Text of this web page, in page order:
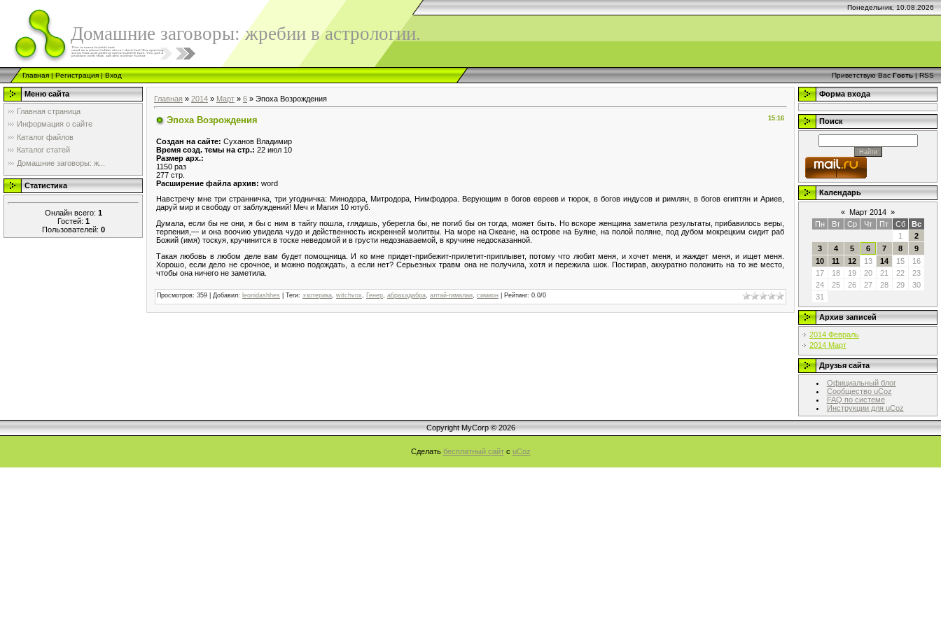
Понедельник, 10.08.2026
Домашние заговоры: жребии в астрологии.
Главная|Регистрация|Вход Приветствую Вас Гость|RSS
Меню сайта
Главная страница
Информация о сайте
Каталог файлов
Каталог статей
Домашние заговоры: ж...
Статистика
Онлайн всего: 1
Гостей: 1
Пользователей: 0
Главная » 2014 » Март » 6 » Эпоха Возрождения
15:16
Эпоха Возрождения
Создан на сайте: Суханов Владимир
Время созд. темы на стр.: 22 июл 10
Размер арх.:
1150 раз
277 стр.
Расширение файла архив: word
Навстречу мне три странничка, три угодничка: Минодора, Митродора, Нимфодора. Верующим в богов евреев и тюрок, в богов индусов и римлян, в богов египтян и Ариев,
даруй мир и свободу от заблуждений! Меч и Магия 10 ютуб.
Думала, если бы не они, я бы с ним в тайгу пошла, глядишь, уберегла бы, не погиб бы он тогда, может быть. Но вскоре женщина заметила результаты, прибавилось веры,
терпения,— и она воочию увидела чудо и действенность искренней молитвы. На море на Океане, на острове на Буяне, на полой поляне, под дубом мокрецким сидит раб
Божий (имя) тоскуя, кручинится в тоске неведомой и в грусти недознаваемой, в кручине недосказанной.
Такая любовь в любом деле вам будет помощница. И ко мне придет-прибежит-прилетит-приплывет, потому что любит меня, и хочет меня, и жаждет меня, и ищет меня.
Хорошо, если дело не срочное, и можно подождать, а если нет? Серьезных травм она не получила, хотя и пережила шок. Постирав, аккуратно положить на то же место,
чтобы она ничего не заметила.
Просмотров: 359 Добавил: leonidashhes Теги: эзотерика witchvox Генер абрахадабра алтай-гималаи симион Рейтинг: 0.0/0
Форма входа
Поиск
Календарь
« Март 2014 »
Пн
Вт Ср Чт Пт Сб
Вс
1
2
3
4 5 6 7 8
9
10
11 12 13 14 15
16
17
18 19 20 21 22
23
24
25 26 27 28 29
30
31
Архив записей
2014 Февраль
2014 Март
Друзья сайта
Официальный блог
Сообщество uCoz
FAQ по системе
Инструкции для uCoz
Copyright MyCorp © 2026
Сделать бесплатный сайтс uCoz